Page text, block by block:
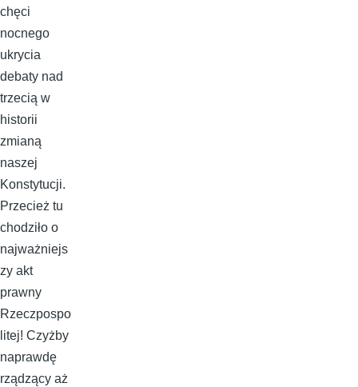
chęci
nocnego
ukrycia
debaty nad
trzecią w
historii
zmianą
naszej
Konstytucji.
Przecież tu
chodziło o
najważniejs
zy akt
prawny
Rzeczpospo
litej! Czyżby
naprawdę
rządzący aż